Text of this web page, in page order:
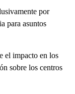
por
para asuntos
el impacto en los
sobre los centros